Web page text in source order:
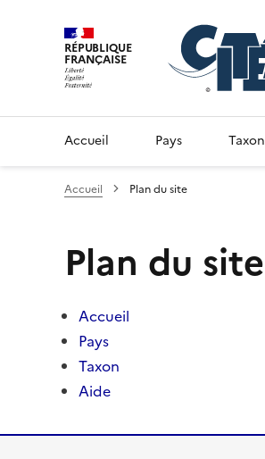
RÉPUBLIQUE
FRANÇAISE
Accueil Pays Taxon
Accueil Plan du site
Plan du site
Accueil
Pays
Taxon
Aide